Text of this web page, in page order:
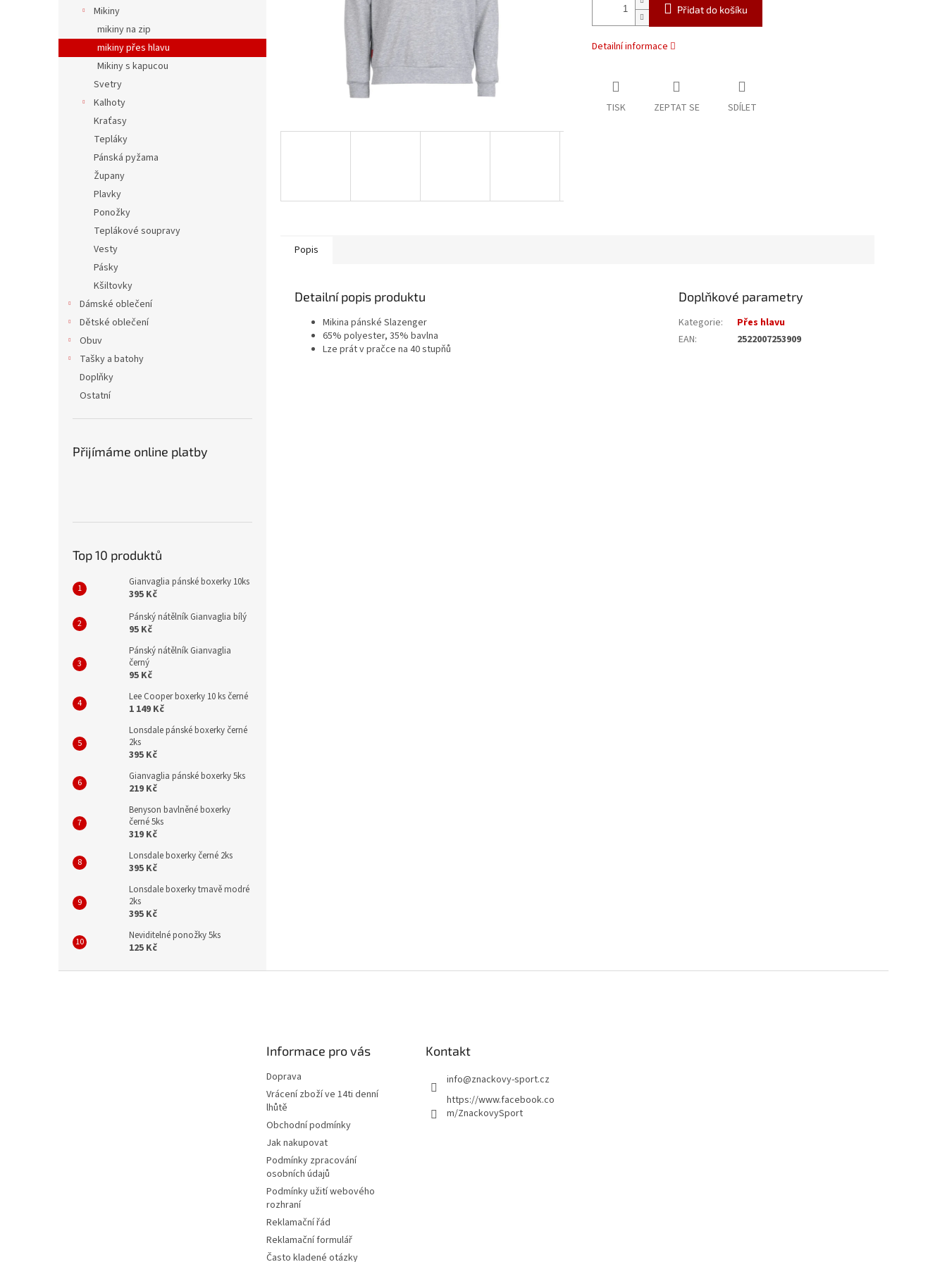
l
Mikiny
mikiny na zip
mikiny přes hlavu
Mikiny s kapucou
Svetry
Kalhoty
Kraťasy
Tepláky
Pánská pyžama
Župany
Plavky
Ponožky
Teplákové soupravy
Vesty
Pásky
Kšiltovky
Dámské oblečení
Dětské oblečení
Obuv
Tašky a batohy
Doplňky
Ostatní
Přijímáme online platby
Top 10 produktů
Gianvaglia pánské boxerky 10ks
395 Kč
Pánský nátělník Gianvaglia bílý
95 Kč
Pánský nátělník Gianvaglia
černý
95 Kč
Lee Cooper boxerky 10 ks černé
1 149 Kč
Lonsdale pánské boxerky černé
2ks
395 Kč
Gianvaglia pánské boxerky 5ks
219 Kč
Benyson bavlněné boxerky
černé 5ks
319 Kč
Lonsdale boxerky černé 2ks
395 Kč
Lonsdale boxerky tmavě modré
2ks
395 Kč
Neviditelné ponožky 5ks
125 Kč
Přidat do košíku
Detailní informace
TISK ZEPTAT SE SDÍLET
Popis
Detailní popis produktu
Mikina pánské Slazenger
65% polyester, 35% bavlna
Lze prát v pračce na 40 stupňů
Doplňkové parametry
Kategorie:
Přes hlavu
EAN: 2522007253909
Informace pro vás
Doprava
Vrácení zboží ve 14ti denní
lhůtě
Obchodní podmínky
Jak nakupovat
Podmínky zpracování
osobních údajů
Podmínky užití webového
rozhraní
Reklamační řád
Reklamační formulář
Často kladené otázky
Kontakt
info@znackovy-sport.cz
https://www.facebook.co
m/ZnackovySport